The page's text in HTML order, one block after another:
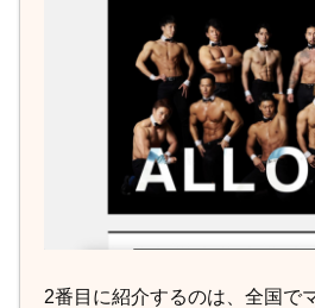
2番目に紹介するのは、全国で